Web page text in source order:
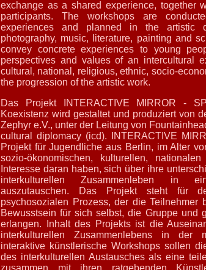
exchange as a shared experience, together
participants. The workshops are
experiences and planned in the artistic
photography, music, literature, painting and
convey concrete experiences to young
perspectives and values of an intercultural
cultural, national, religious, ethnic, socio-
the progression of the artistic work.
Das Projekt INTERACTIVE MIRROR -
Koexistenz wird gestaltet und produziert von
Zephyr e.V., unter der Leitung von
cultural diplomacy (icd). INTERACTIVE
Projekt für Jugendliche aus Berlin, im Alter
sozio-ökonomischen, kulturellen,
Interesse daran haben, sich über ihre
interkulturellen Zusammenleben in
auszutauschen. Das Projekt steht für
psychosozialen Prozess, der die Teilnehmer
Bewusstsein für sich selbst, die Gruppe und
erlangen. Inhalt des Projekts ist die
interkulturellen Zusammenlebens in der
interaktive künstlerische Workshops sollen
des interkulturellen Austausches als eine
zusammen mit ihren ratgebenden